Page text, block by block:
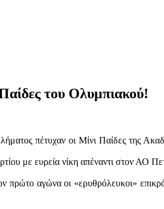
του Ολυμπιακού!
πέτυχαν οι Μίνι Παίδες της
με ευρεία νίκη απέναντι στον ΑΟ
αγώνα οι «ερυθρόλευκοι»